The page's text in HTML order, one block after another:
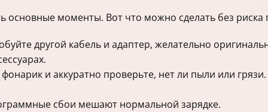
моменты. Вот что можно сделать без риска
другой кабель и адаптер, желательно
и аккуратно проверьте, нет ли пыли или
сбои мешают нормальной зарядке.